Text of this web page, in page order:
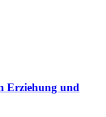
Erziehung und